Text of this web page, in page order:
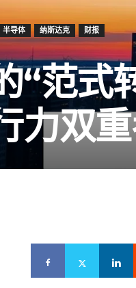
半导体 纳斯达克 财报
“范式
力双